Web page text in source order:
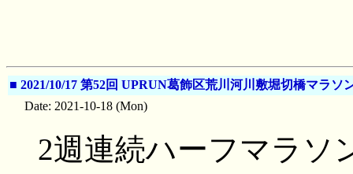
■ 2021/10/17 第52回 UPRUN葛飾区荒川河川敷堀切橋マラソ
Date: 2021-10-18 (Mon)
2週連続ハーフマラソ